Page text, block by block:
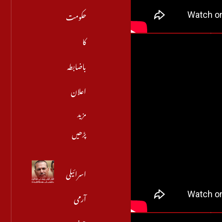
حکومت
کا
باضابطہ
اعلان
مزید
پڑھیں
اسرائیلی
آرمی